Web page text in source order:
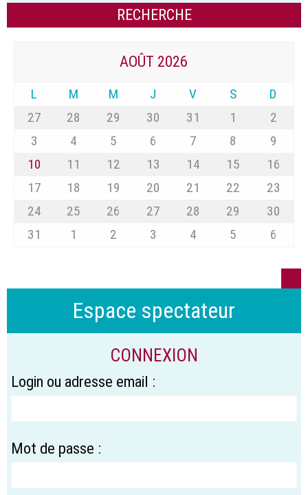
AOÛT 2026
L M M J V S
D
27
28 29 30 31 1
2
3
4 5 6 7 8
9
10
11 12 13 14 15
16
17
18 19 20 21 22
23
24
25 26 27 28 29
30
31
1 2 3 4 5 6
Espace spectateur
CONNEXION
Login ou adresse email :
Mot de passe :